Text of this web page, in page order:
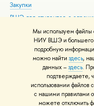
Мы используем файлы
НИУ ВШЭ и большего
подробную
можно найти здесь,
данных –здесь.
подтверждаете,
использовании
с нашими правилами
можете отключить
Закупки
ВШЭ для студентов с
здоровья и инвалидностью
Версия для слабовидящих
Единая платежная страница
© НИУ ВШЭ 1993–2026
материалов Политика
Шрифты HSE Sans и HSE